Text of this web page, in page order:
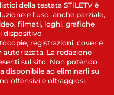
della testata STILETV è
e l’uso, anche parziale,
filmati, loghi, grafiche
dispositivo
registrazioni, cover e
La redazione
sul sito. Non potendo
disponibile ad eliminarli su
offensivi e oltraggiosi.